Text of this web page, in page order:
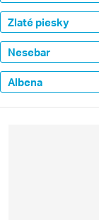
Zlaté piesky
Nesebar
Albena